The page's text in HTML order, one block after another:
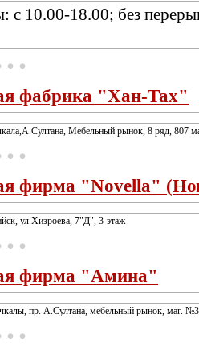
с 10.00-18.00; без
фабрика "Хан-Тах"
Мебельный рынок, 8 ряд, 807
фирма "Novella"
ул.Хизроева, 7"Д", 3-этаж
фирма "Амина"
пр. А.Султана, мебельный рынок, маг. №3